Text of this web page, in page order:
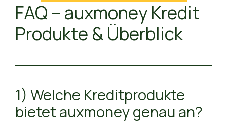
FAQ – auxmoney Kredit
Produkte & Überblick
1) Welche Kreditprodukte
bietet auxmoney genau an?